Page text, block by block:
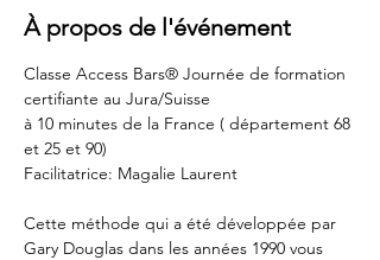
À propos de l'événement
Classe Access Bars® Journée de formation
certifiante au Jura/Suisse
à 10 minutes de la France ( département 68
et 25 et 90)
Facilitatrice: Magalie Laurent
Cette méthode qui a été développée par
Gary Douglas dans les années 1990 vous